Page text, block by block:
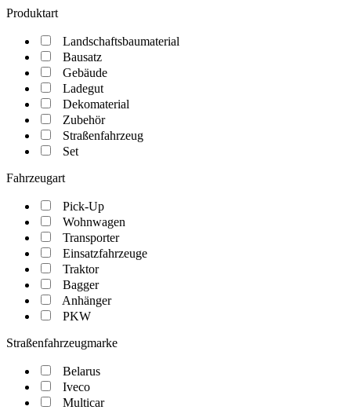
Produktart
Landschaftsbaumaterial
Bausatz
Gebäude
Ladegut
Dekomaterial
Zubehör
Straßenfahrzeug
Set
Fahrzeugart
Pick-Up
Wohnwagen
Transporter
Einsatzfahrzeuge
Traktor
Bagger
Anhänger
PKW
Straßenfahrzeugmarke
Belarus
Iveco
Multicar